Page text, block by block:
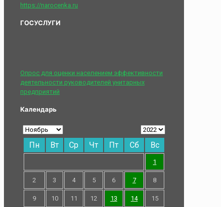
https://narocenka.ru
ГОСУСЛУГИ
Опрос для оценки населением эффективности
деятельности руководителей унитарных
предприятий
Календарь
Пн Вт Ср Чт Пт Сб Вс
1
2 3 4 5 6 7 8
9 10 11 12 13 14 15